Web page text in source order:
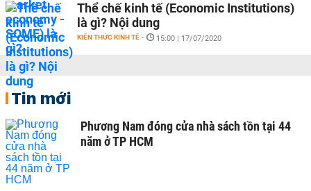
Thể chế kinh tế (Economic Institutions)
là gì? Nội dung
KIẾN THỨC KINH TẾ - 15:00 | 17/07/2020
Tin mới
Phương Nam đóng cửa nhà sách tồn tại 44
năm ở TP HCM